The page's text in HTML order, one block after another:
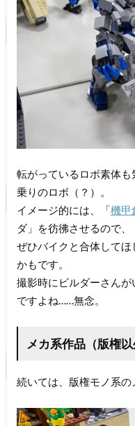
転がっているロボ素体
乗りのロボ（？）。
イメージ的には、「機甲
ダ」を彷彿させるので、
ぜひバイクと合体して
かもです。
撮影時にビルダーさん
ですよね……無念。
メカ系作品（版権以
続いては、版権モノ系の